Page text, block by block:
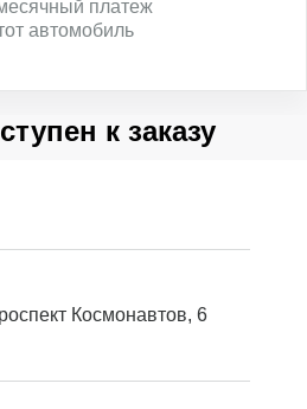
платеж
автомобиль
к заказу
Космонавтов, 6